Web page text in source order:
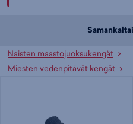
Naisten maastojuoksukengät
Miesten vedenpitävät kengät